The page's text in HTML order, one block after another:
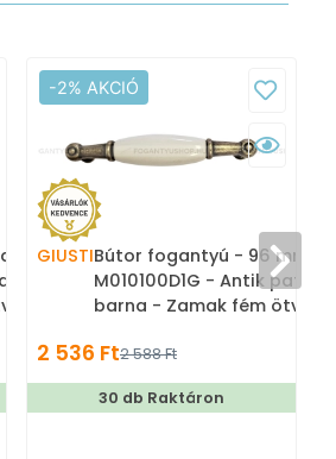
-2% AKCIÓ
GIUSTIBútor fogantyú - 96 mm -
M010100D1G - Antik patina
barna - Zamak fém
kombinált antikolt fém
bútorfogantyú
2 536 Ft2 588 Ft
30 db Raktáron